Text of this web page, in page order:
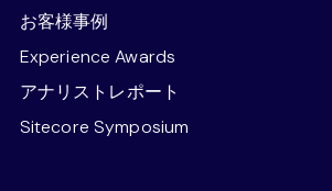
お客様事例
Experience Awards
アナリストレポート
Sitecore Symposium